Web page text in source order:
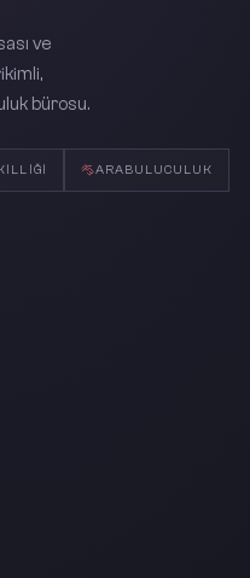
ve
bürosu.
ARABULUCULUK